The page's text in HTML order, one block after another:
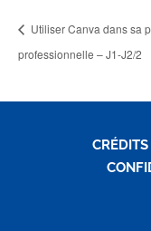
Utiliser Canva dans sa
professionnelle – J1-J2/2
CRÉDITS